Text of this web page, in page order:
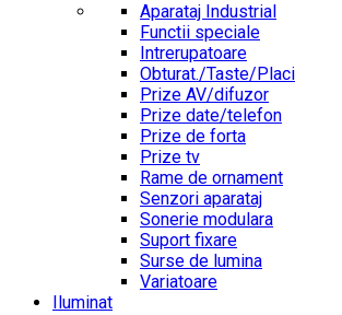
Aparataj Industrial
Functii speciale
Intrerupatoare
Obturat./Taste/Placi
Prize AV/difuzor
Prize date/telefon
Prize de forta
Prize tv
Rame de ornament
Senzori aparataj
Sonerie modulara
Suport fixare
Surse de lumina
Variatoare
Iluminat